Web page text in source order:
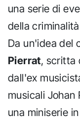
una serie di
della
Da un'idea del
Pierrat, scritta
dall'ex
musicali Johan
una miniserie